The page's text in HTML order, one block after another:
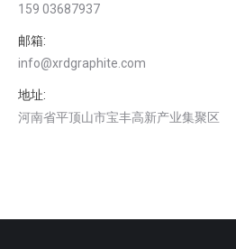
159 03687937
邮箱:
info@xrdgraphite.com
地址:
河南省平顶山市宝丰高新产业集聚区